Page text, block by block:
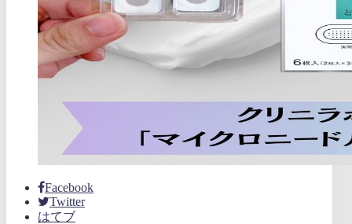
Facebook
Twitter
はてブ